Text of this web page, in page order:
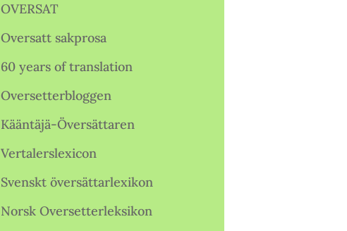
OVERSAT
Oversatt sakprosa
60 years of translation
Oversetterbloggen
Kääntäjä-Översättaren
Vertalerslexicon
Svenskt översättarlexikon
Norsk Oversetterleksikon